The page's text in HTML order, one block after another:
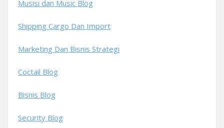
Musisi dan Music Blog
Shipping Cargo Dan Import
Marketing Dan Bisnis Strategi
Coctail Blog
Bisnis Blog
Security Blog